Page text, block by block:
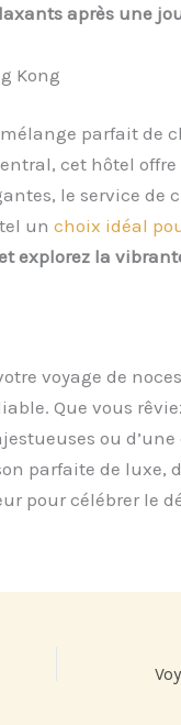
après une
Kong
parfait de
cet hôtel
le service de
un choix idéal
explorez la
voyage de
Que vous
ou
parfaite de luxe,
pour célébrer le